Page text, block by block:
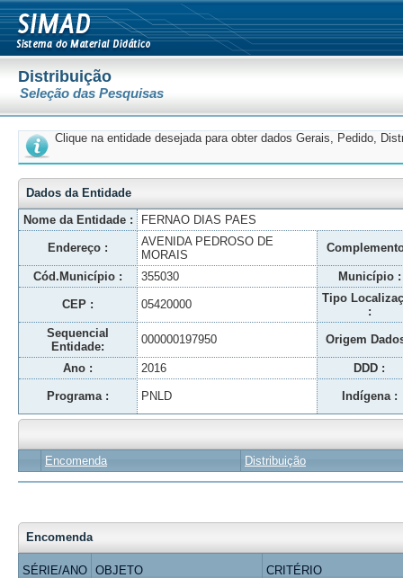
Distribuição
Seleção das Pesquisas
Clique na entidade desejada para obter dados Gerais, Pedido,
Dados da Entidade
Nome da Entidade :
FERNAO DIAS PAES
Endereço :
AVENIDA PEDROSO DE
MORAIS
Cód.Município : 355030 Município :
CEP : 05420000
Tipo
:
Sequencial
Entidade:
000000197950 Origem
Ano : 2016 DDD :
Programa : PNLD Indígena :
Encomenda Distribuição
Encomenda
SÉRIE/ANO OBJETO CRITÉRIO